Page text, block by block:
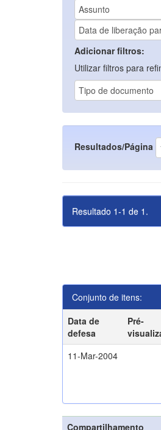
Adicionar filtros:
Utilizar filtros para
Resultados/Página
Resultado 1-1 de 1.
Conjunto de itens:
Data de
defesa
Pré-
11-Mar-2004
Compartilhamento